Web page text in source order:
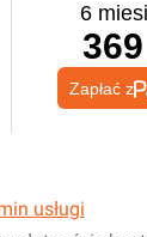
6
369
Zapłać z
usługi